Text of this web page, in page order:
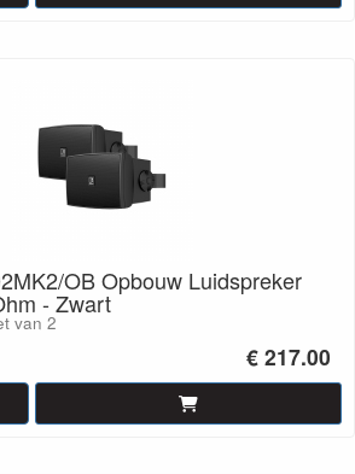
OB Opbouw Luidspreker
- Zwart
van 2
€ 217.00